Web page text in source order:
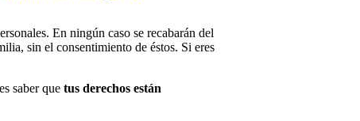
En ningún caso se recabarán del
sin el consentimiento de éstos. Si eres
saber que tus derechos están